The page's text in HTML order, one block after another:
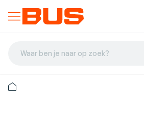
Waar ben je naar op zoek?